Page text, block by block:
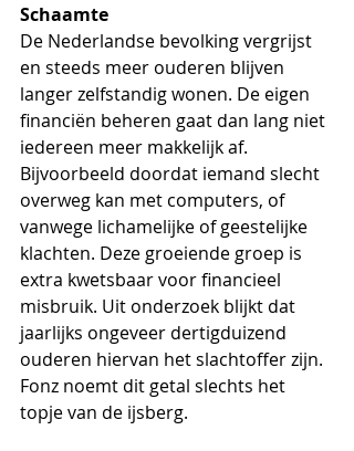
Schaamte
De Nederlandse bevolking vergrijst
en steeds meer ouderen blijven
langer zelfstandig wonen. De eigen
financiën beheren gaat dan lang niet
iedereen meer makkelijk af.
Bijvoorbeeld doordat iemand slecht
overweg kan met computers, of
vanwege lichamelijke of geestelijke
klachten. Deze groeiende groep is
extra kwetsbaar voor financieel
misbruik. Uit onderzoek blijkt dat
jaarlijks ongeveer dertigduizend
ouderen hiervan het slachtoffer zijn.
Fonz noemt dit getal slechts het
topje van de ijsberg.